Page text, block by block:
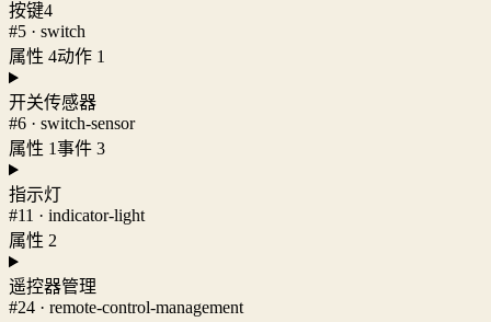
按键4
#5 · switch
属性 4动作 1
开关传感器
#6 · switch-sensor
属性 1事件 3
指示灯
#11 · indicator-light
属性 2
遥控器管理
#24 · remote-control-management